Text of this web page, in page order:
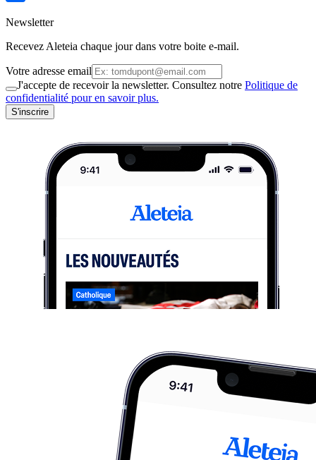
Newsletter
Recevez Aleteia chaque jour dans votre boite e-mail.
Votre adresse email
J'accepte de recevoir la newsletter. Consultez notre Politique de
confidentialité pour en savoir plus.
S'inscrire